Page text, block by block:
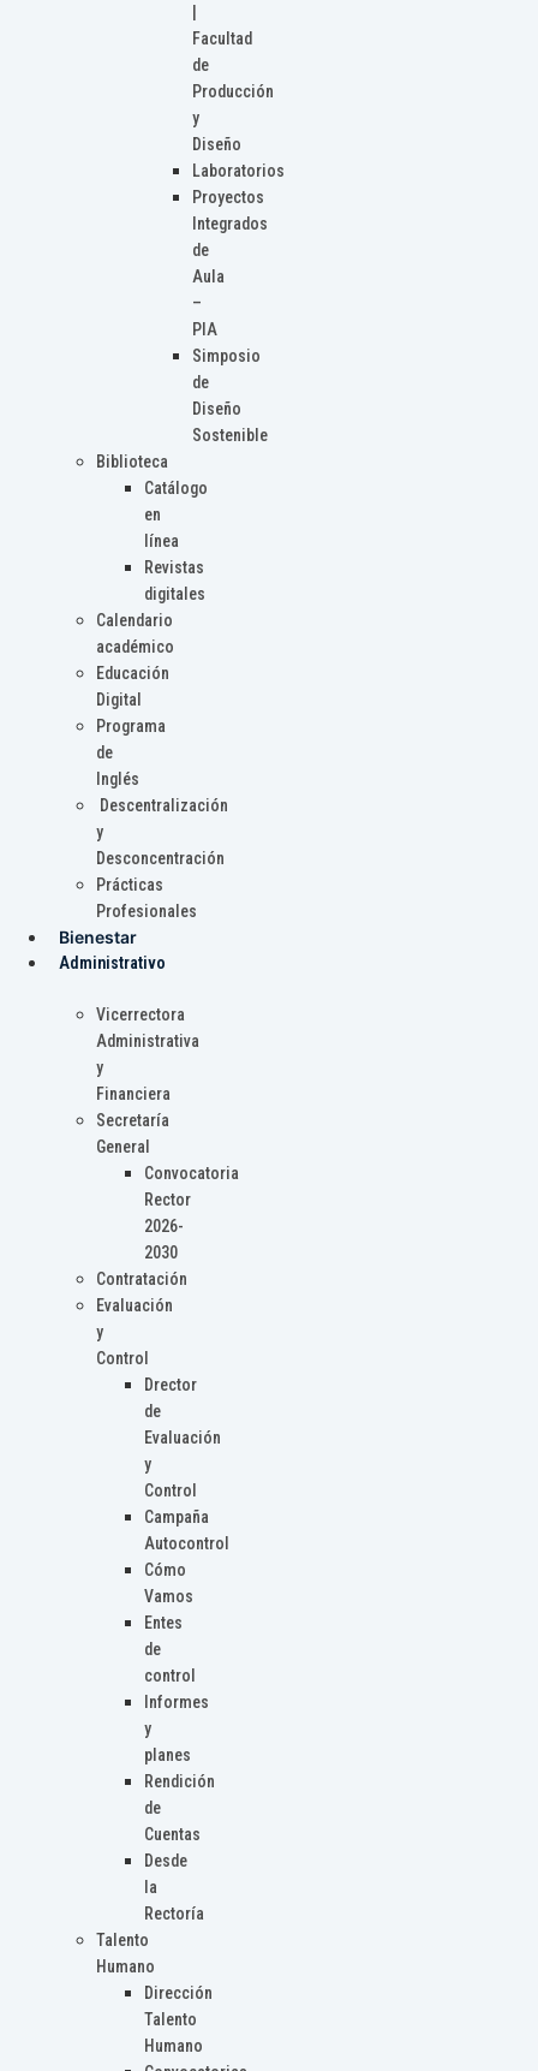
Facultad
de
Producción
y
Diseño
Laboratorios
Proyectos
Integrados
de
Aula
–
PIA
Simposio
de
Diseño
Sostenible
Biblioteca
Catálogo
en
línea
Revistas
digitales
Calendario
académico
Educación
Digital
Programa
de
Inglés
Descentralización
y
Desconcentración
Prácticas
Profesionales
Bienestar
Administrativo
Vicerrectora
Administrativa
y
Financiera
Secretaría
General
Convocatoria
Rector
2026-
2030
Contratación
Evaluación
y
Control
Drector
de
Evaluación
y
Control
Campaña
Autocontrol
Cómo
Vamos
Entes
de
control
Informes
y
planes
Rendición
de
Cuentas
Desde
la
Rectoría
Talento
Humano
Dirección
Talento
Humano